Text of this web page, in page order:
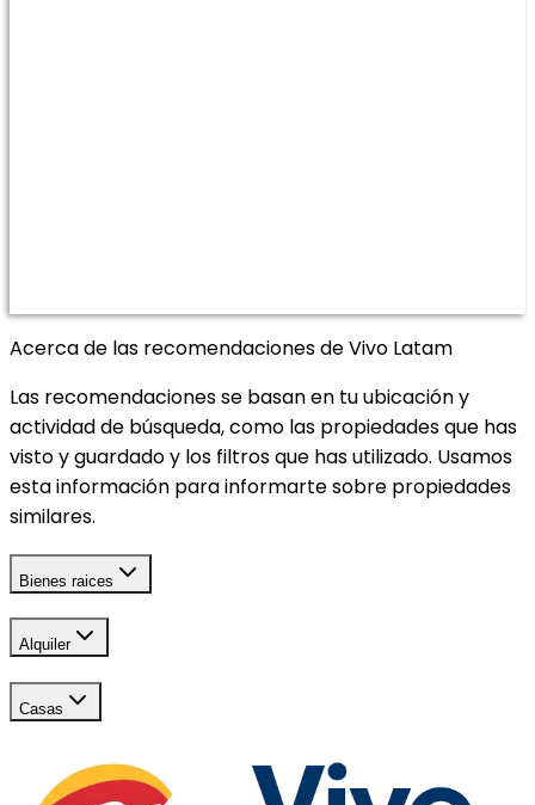
Acerca de las recomendaciones de Vivo Latam
Las recomendaciones se basan en tu ubicación y
actividad de búsqueda, como las propiedades que has
visto y guardado y los filtros que has utilizado. Usamos
esta información para informarte sobre propiedades
similares.
Bienes raices
Alquiler
Casas